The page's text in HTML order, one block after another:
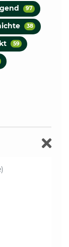
97
38
59